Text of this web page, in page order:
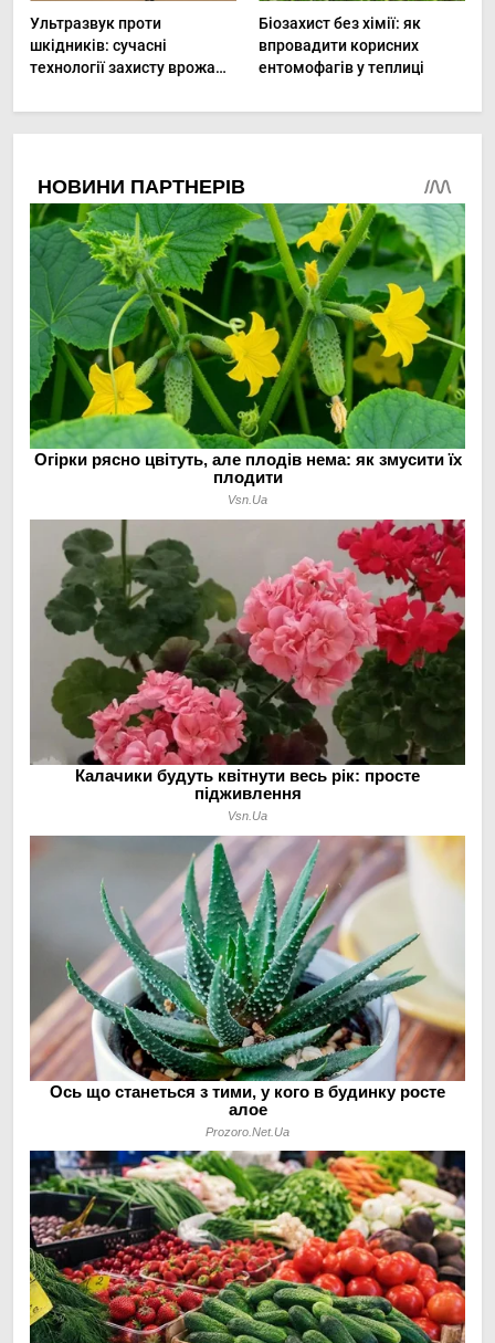
Ультразвук проти
шкідників: сучасні
технології захисту врожаю
Біозахист без хімії: як
впровадити корисних
ентомофагів у теплиці